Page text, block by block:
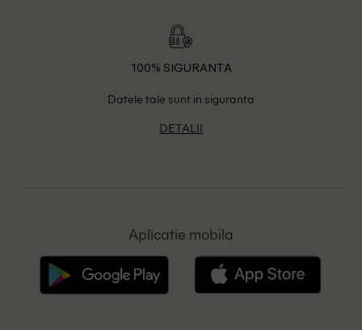
100% SIGURANTA
Datele tale sunt in siguranta
DETALII
Aplicatie mobila